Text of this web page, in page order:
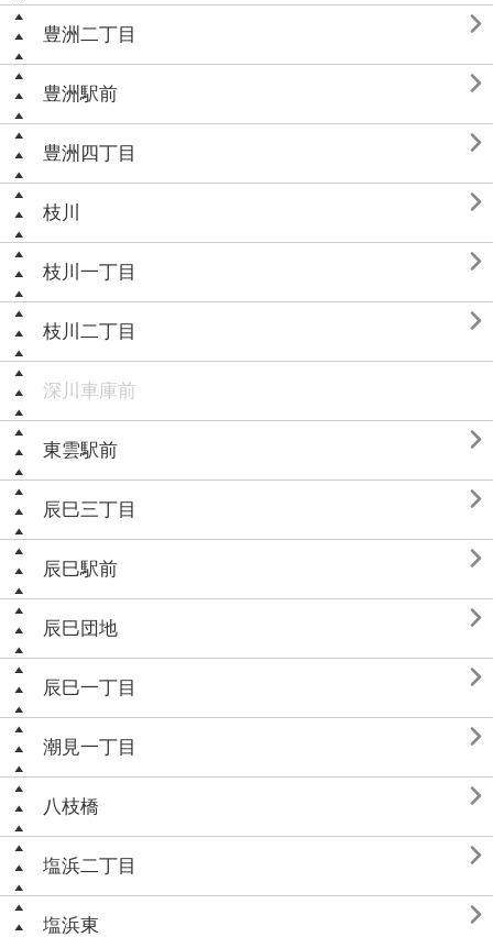
豊洲二丁目 
豊洲駅前 
豊洲四丁目 
枝川 
枝川一丁目 
枝川二丁目 
深川車庫前
東雲駅前 
辰巳三丁目 
辰巳駅前 
辰巳団地 
辰巳一丁目 
潮見一丁目 
八枝橋 
塩浜二丁目 
塩浜東 